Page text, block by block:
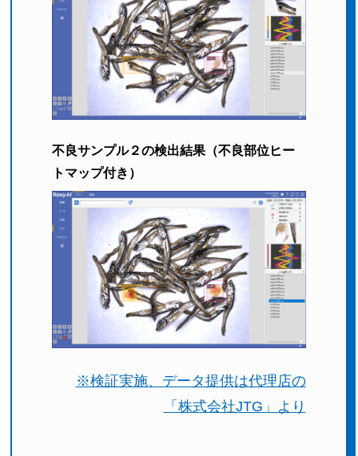
不良サンプル２の検出結果（不良部位ヒー
トマップ付き）
※検証実施、データ提供は代理店の
「株式会社JTG」より